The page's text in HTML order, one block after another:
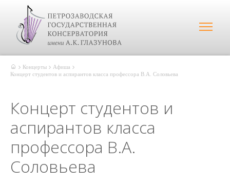
Концерты
Афиша
Концерт студентов и аспирантов класса профессора В.А. Соловьева
Концерт студентов и
аспирантов класса
профессора В.А.
Соловьева